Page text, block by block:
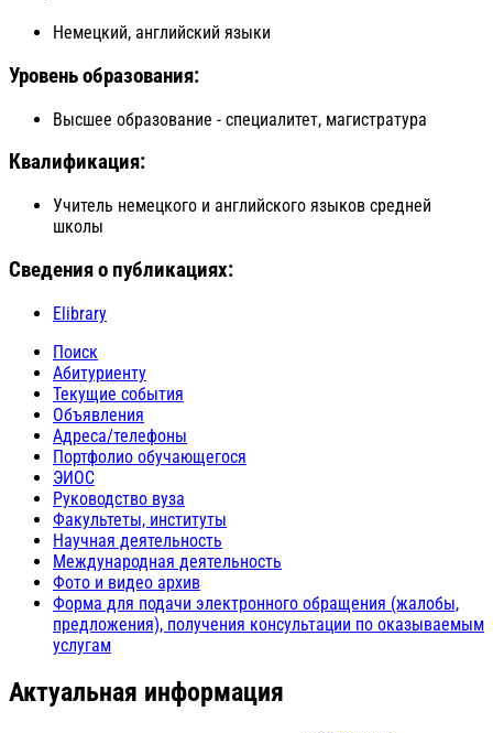
Немецкий, английский языки
Уровень образования:
Высшее образование - специалитет, магистратура
Квалификация:
Учитель немецкого и английского языков средней
школы
Сведения о публикациях:
Elibrary
Поиск
Абитуриенту
Текущие события
Объявления
Адреса/телефоны
Портфолио обучающегося
ЭИОС
Руководство вуза
Факультеты, институты
Научная деятельность
Международная деятельность
Фото и видео архив
Форма для подачи электронного обращения (жалобы,
предложения), получения консультации по оказываемым
услугам
Актуальная информация